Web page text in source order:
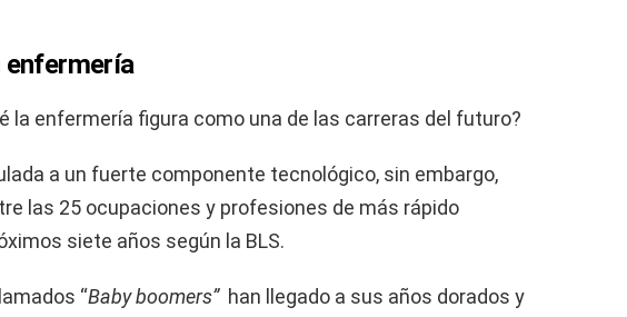
enfermería
la enfermería figura como una de las carreras del futuro?
a un fuerte componente tecnológico, sin embargo,
las 25 ocupaciones y profesiones de más rápido
siete años según la BLS.
“Baby boomers”han llegado a sus años dorados y